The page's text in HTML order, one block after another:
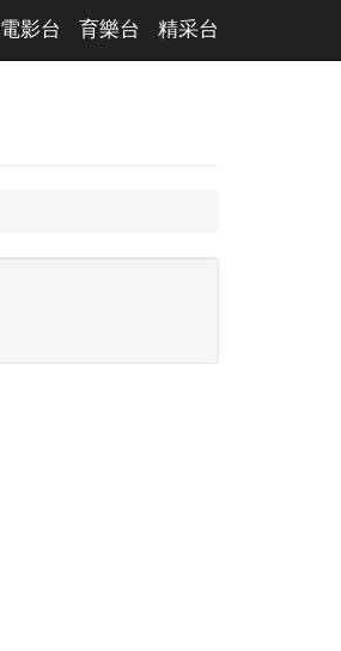
電影台 育樂台 精采台